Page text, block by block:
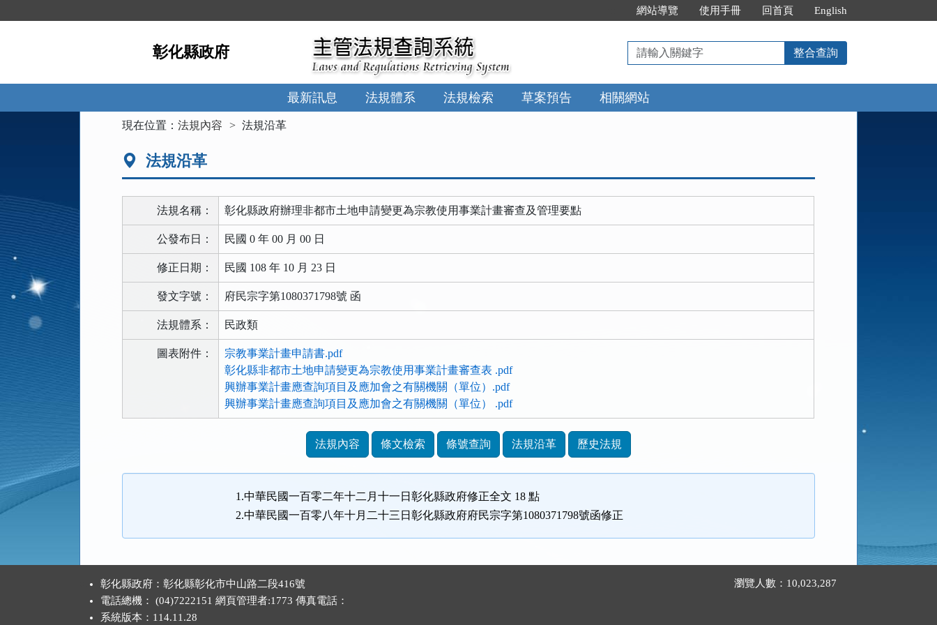
到
網站導覽 使用手冊 回首頁 English
彰化縣政府
請
輸
入
關
鍵
整合查詢
最新訊息 法規體系 法規檢索 草案預告 相關網站
現在位置：法規內容 法規沿革
法規沿革
法規名稱： 彰化縣政府辦理非都市土地申請變更為宗教使用事業計畫審查及管理要點
公發布日： 民國 0 年 00 月 00 日
修正日期： 民國 108 年 10 月 23 日
發文字號： 府民宗字第1080371798號 函
法規體系： 民政類
圖表附件：
宗教事業計畫申請書.pdf
彰化縣非都市土地申請變更為宗教使用事業計畫審查表 .pdf
興辦事業計畫應查詢項目及應加會之有關機關（單位）.pdf
興辦事業計畫應查詢項目及應加會之有關機關（單位） .pdf
功
區
法規內容 條文檢索 條號查詢 法規沿革 歷史法規
1.中華民國一百零二年十二月十一日彰化縣政府修正全文 18 點
2.中華民國一百零八年十月二十三日彰化縣政府府民宗字第1080371798號函修正
彰化縣政府：彰化縣彰化市中山路二段416號
電話總機： (04)7222151 網頁管理者:1773 傳真電話：
系統版本： 114.11.28
瀏覽人數：10,023,287